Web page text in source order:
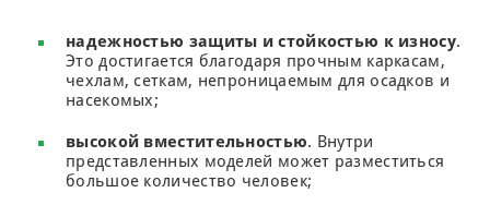
надежностью защиты и стойкостью к износу.
Это достигается благодаря прочным каркасам,
чехлам, сеткам, непроницаемым для осадков и
насекомых;
высокой вместительностью. Внутри
представленных моделей может разместиться
большое количество человек;